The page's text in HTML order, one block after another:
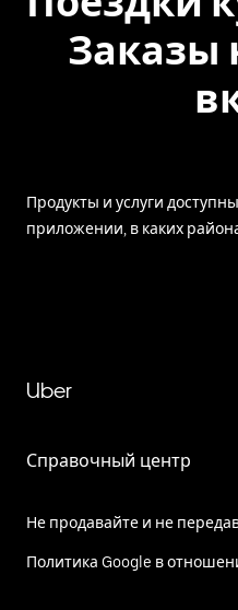
Заказы
Продукты и услуги
приложении, в каких
Uber
Справочный центр
Не продавайте и не
Политика Google в